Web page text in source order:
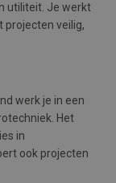
utiliteit. Je werkt
projecten veilig,
Naast het
werk je in een
Het
in
ook projecten
sector.